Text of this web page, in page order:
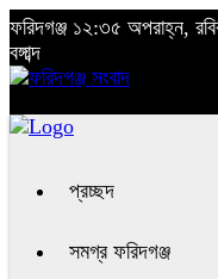
ফরিদগঞ্জ ১২:৩৫ অপরাহ্ন,
বঙ্গাব্দ
প্রচ্ছদ
সমগ্র ফরিদগঞ্জ